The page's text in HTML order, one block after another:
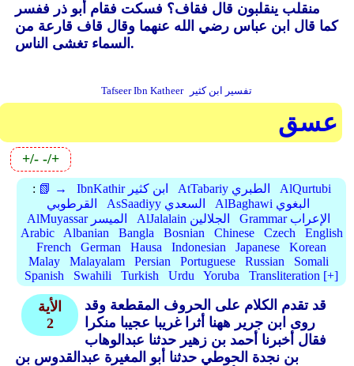
منقلب ينقلبون قال فقاف؟ فسكت فقام أبو ذر ففسر
كما قال ابن عباس رضي الله عنهما وقال قاف قارعة من
السماء تغشى الناس.
Tafseer Ibn Katheer تفسير ابن كثير
عسق
+/- -/+
: 📗 → IbnKathir ابن كثير AtTabariy الطبري
AlQurtubi
القرطوبي
AsSaadiyy السعدي
AlBaghawi البغوي
AlMuyassar الميسر
AlJalalain الجلالين
Grammar الإعراب
Arabic
Albanian Bangla Bosnian Chinese Czech
English
French
German Hausa Indonesian Japanese
Korean
Malay
Malayalam Persian Portuguese Russian
Somali
Spanish
Swahili Turkish Urdu Yoruba Transliteration [+]
الأية
2
قد تقدم الكلام على الحروف المقطعة وقد
روى ابن جرير ههنا أثرا غريبا عجيبا منكرا
فقال أخبرنا أحمد بن زهير حدثنا عبدالوهاب
بن نجدة الحوطي حدثنا أبو المغيرة عبدالقدوس بن